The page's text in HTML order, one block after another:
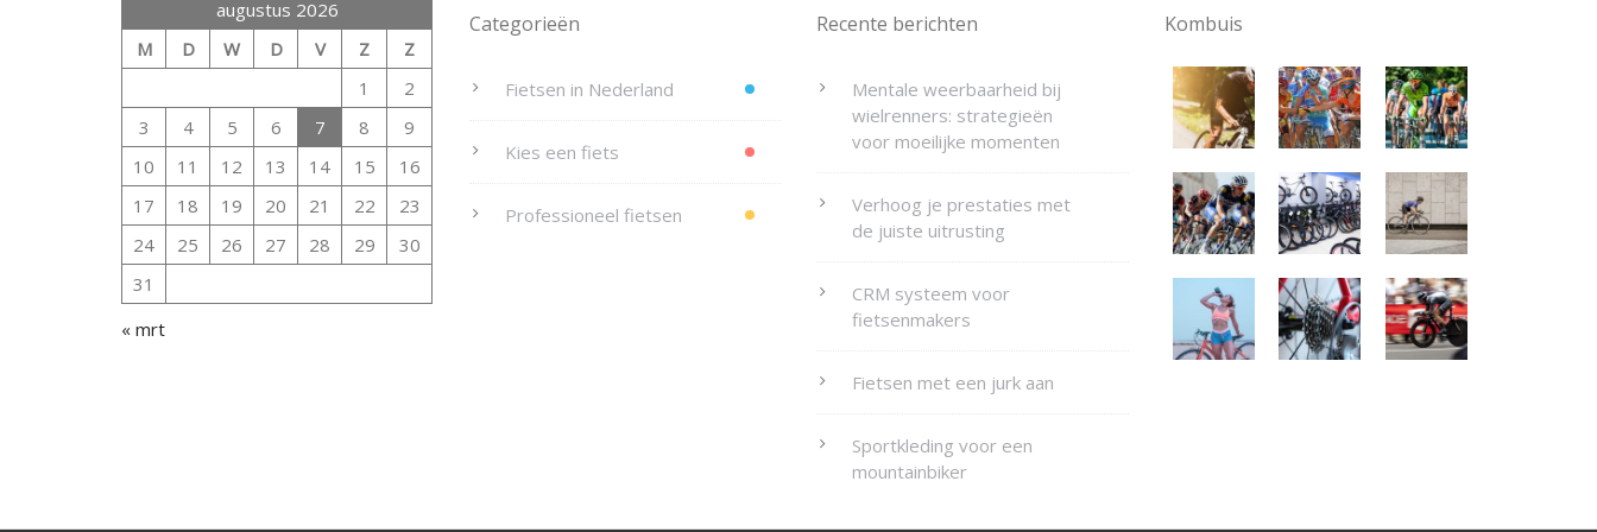
augustus 2026
M
D W D V Z
Z
1
2
3
4 5 6 7 8
9
10
11 12 13 14 15
16
17
18 19 20 21 22
23
24
25 26 27 28 29
30
31
« mrt
Categorieën
Fietsen in Nederland
Kies een fiets
Professioneel fietsen
Recente berichten
Mentale weerbaarheid bij
wielrenners: strategieën
voor moeilijke momenten
Verhoog je prestaties met
de juiste uitrusting
CRM systeem voor
fietsenmakers
Fietsen met een jurk aan
Sportkleding voor een
mountainbiker
Kombuis